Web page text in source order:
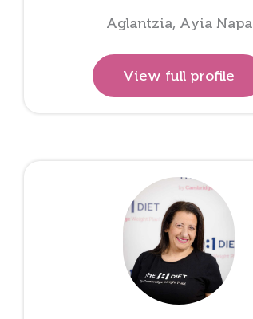
Aglantzia, Ayia Napa
View full profile